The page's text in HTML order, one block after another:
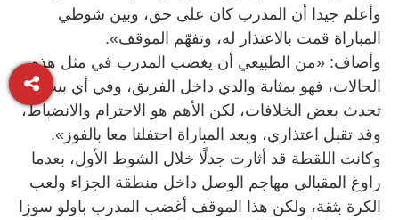
وأعلم جيدا أن المدرب كان على حق، وبين شوطي
المباراة قمت بالاعتذار له، وتفهّم الموقف».
وأضاف: «من الطبيعي أن يغضب المدرب في مثل هذه
الحالات، فهو بمثابة والدي داخل الفريق، وفي أي بيت قد
تحدث بعض الخلافات، لكن الأهم هو الاحترام والانضباط،
وقد تقبل اعتذاري، وبعد المباراة احتفلنا معا بالفوز».
وكانت اللقطة قد أثارت جدلًا خلال الشوط الأول، بعدما
راوغ المقبالي مهاجم الوصل داخل منطقة الجزاء ولعب
الكرة بثقة، ولكن هذا الموقف أغضب المدرب باولو سوزا